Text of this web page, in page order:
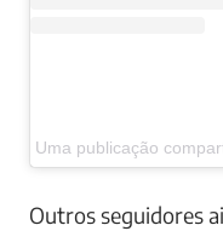
Uma publicação
Outros seguidores